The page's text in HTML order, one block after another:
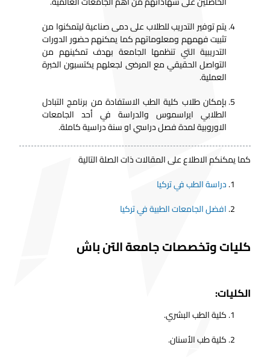
يتم توفير التدريب للطلاب على دمى صناعية ليتمكنوا من
تثبيت فهمهم ومعلوماتهم كما يمكنهم حضور الدورات
التدريبية التي تنظمها الجامعة بهدف تمكينهم من
التواصل الحقيقي مع المرضى لجعلهم يكتسبون الخبرة
العملية.
بإمكان طلاب كلية الطب الاستفادة من برنامج التبادل
الطلابي ايراسموس والدراسة في أحد الجامعات
الاوروبية لمدة فصل دراسي او سنة دراسية كاملة.
كما يمكنكم الاطلاع على المقالات ذات الصلة التالية
دراسة الطب في تركيا
افضل الجامعات الطبية في تركيا
كليات وتخصصات جامعة التن باش
الكليات:
كلية الطب البشري.
كلية طب الأسنان.